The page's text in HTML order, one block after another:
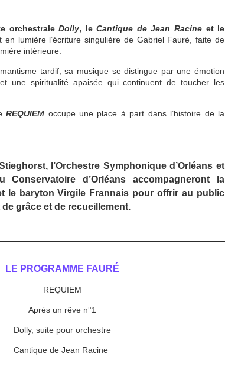
orchestraleDolly, leCantique de Jean Racine et le
en lumière l’écriture singulière de Gabriel Fauré, faite de
intérieure.
tardif, sa musique se distingue par une émotion
une spiritualité apaisée qui continuent de toucher les
REQUIEM occupe une place à part dans l’histoire de la
l’Orchestre Symphonique d’Orléans et
d’Orléans accompagneront la
le baryton Virgile Frannais pour offrir au public
grâce et de recueillement.
LE PROGRAMME FAURÉ
REQUIEM
Après un rêve n°1
Dolly, suite pour orchestre
Cantique de Jean Racine